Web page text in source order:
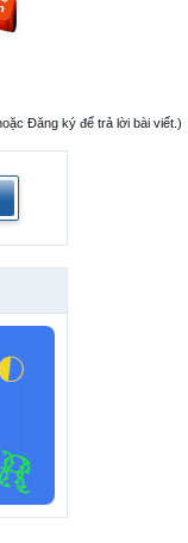
Đăng ký để trả lời bài viết.)